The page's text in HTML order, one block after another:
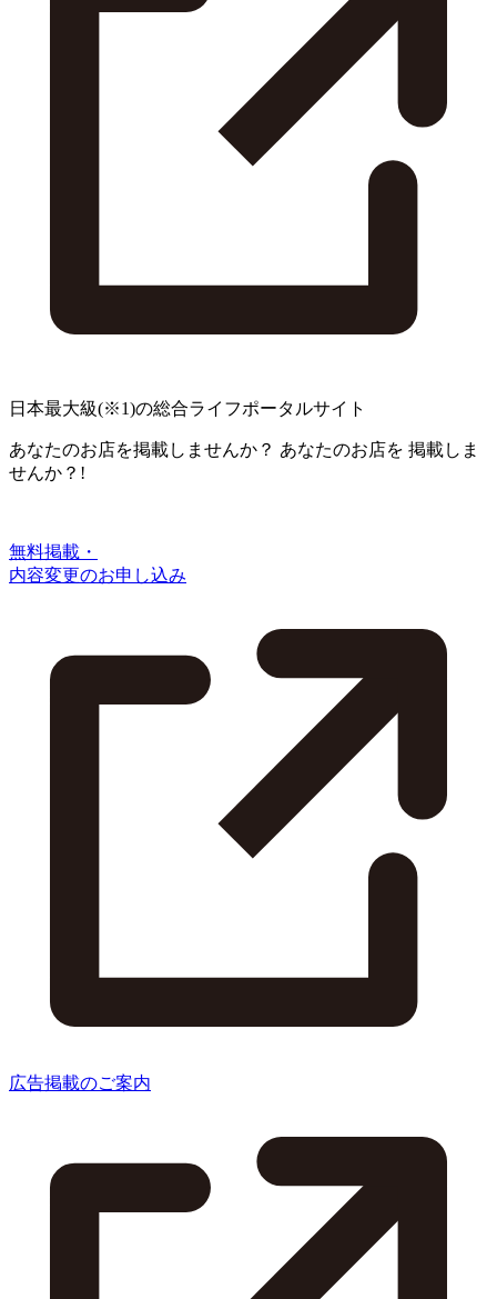
日本最大級(※1)の総合ライフポータルサイト
あなたのお店を掲載しませんか？ あなたのお店を 掲載しま
せんか？!
無料掲載・
内容変更のお申し込み
広告掲載のご案内